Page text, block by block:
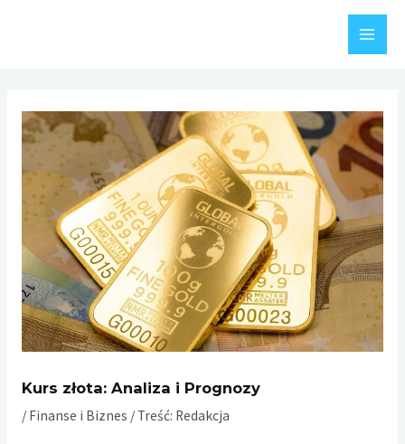
Kurs złota: Analiza i Prognozy
/ Finanse i Biznes / Treść: Redakcja